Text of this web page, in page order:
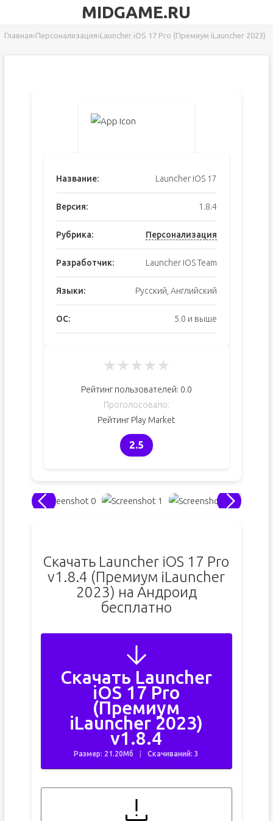
MIDGAME.RU
Главная›Персонализация›Launcher iOS 17 Pro (Премиум iLauncher 2023)
Название: Launcher iOS 17
Версия: 1.8.4
Рубрика: Персонализация
Разработчик: Launcher iOS Team
Языки: Русский, Английский
ОС: 5.0 и выше
★★★★★
Рейтинг пользователей: 0.0
Проголосовало:
Рейтинг Play Market
2.5
Скачать Launcher iOS 17 Pro
v1.8.4 (Премиум iLauncher
2023) на Андроид
бесплатно
Скачать Launcher
iOS 17 Pro
(Премиум
iLauncher 2023)
v1.8.4
Размер: 21.20Мб Скачиваний: 3